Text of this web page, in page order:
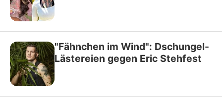
"Fähnchen im Wind": Dschungel-
Lästereien gegen Eric Stehfest